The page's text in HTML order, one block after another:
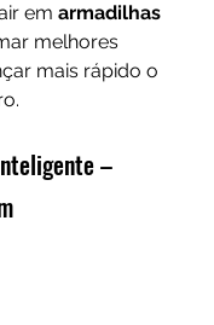
em armadilhas
melhores
mais rápido o
–